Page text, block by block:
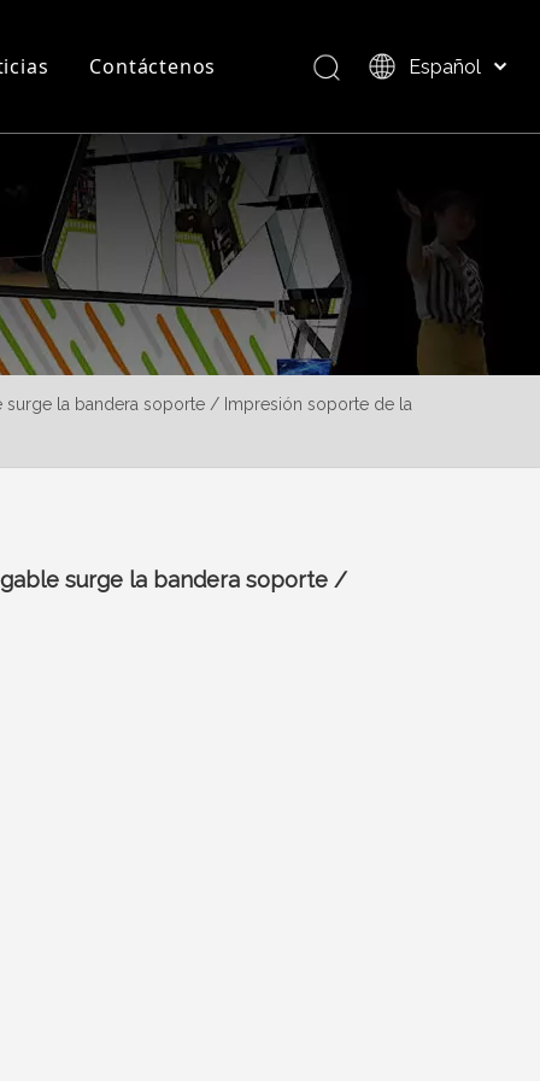
Preguntas más frecuentes
Descripción del producto
Contáctenos Español
العربية
日本語
Pусский
Nederlands
Português
Français
简体中文
la bandera soporte / Impresión soporte de la
surge la bandera soporte /